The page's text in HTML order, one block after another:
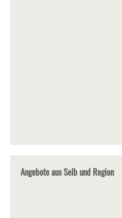
Angebote aus Selb und Region